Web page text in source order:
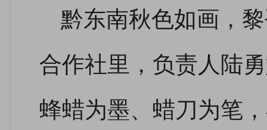
黔东南秋色如画，
合作社里，负责人陆
蜂蜡为墨、蜡刀为笔